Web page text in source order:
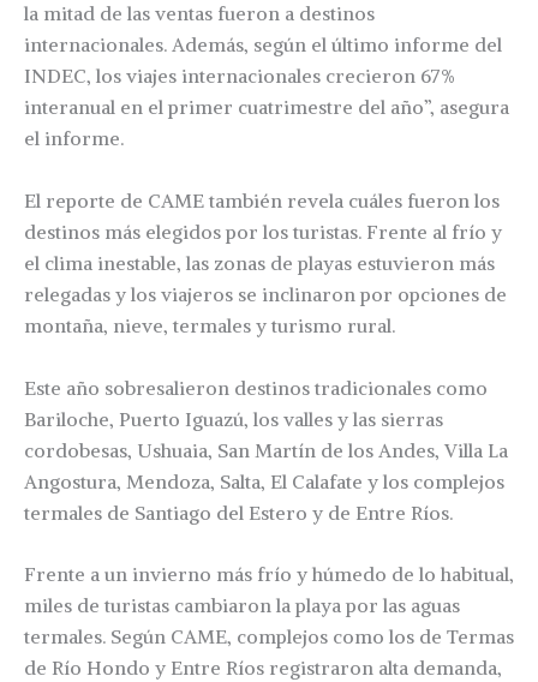
la mitad de las ventas fueron a destinos
internacionales. Además, según el último informe del
INDEC, los viajes internacionales crecieron 67%
interanual en el primer cuatrimestre del año”, asegura
el informe.
El reporte de CAME también revela cuáles fueron los
destinos más elegidos por los turistas. Frente al frío y
el clima inestable, las zonas de playas estuvieron más
relegadas y los viajeros se inclinaron por opciones de
montaña, nieve, termales y turismo rural.
Este año sobresalieron destinos tradicionales como
Bariloche, Puerto Iguazú, los valles y las sierras
cordobesas, Ushuaia, San Martín de los Andes, Villa La
Angostura, Mendoza, Salta, El Calafate y los complejos
termales de Santiago del Estero y de Entre Ríos.
Frente a un invierno más frío y húmedo de lo habitual,
miles de turistas cambiaron la playa por las aguas
termales. Según CAME, complejos como los de Termas
de Río Hondo y Entre Ríos registraron alta demanda,